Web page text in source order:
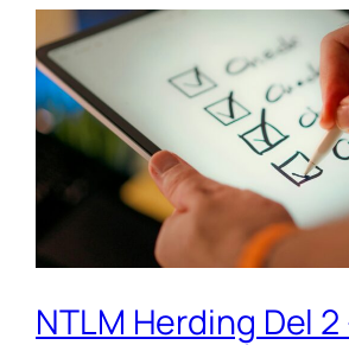
NTLM Herding Del 2